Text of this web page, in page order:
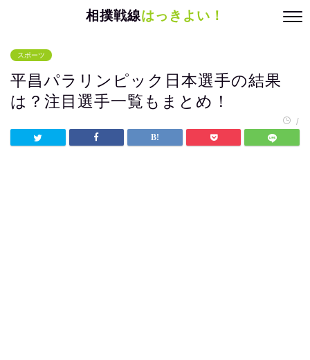
相撲戦線はっきよい！
スポーツ
平昌パラリンピック日本選手の結果
は？注目選手一覧もまとめ！
/